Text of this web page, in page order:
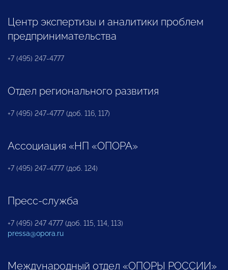
Центр экспертизы и аналитики проблем
предпринимательства
+7 (495) 247-4777
Отдел регионального развития
+7 (495) 247-4777 (доб. 116, 117)
Ассоциация «НП «ОПОРА»
+7 (495) 247-4777 (доб. 124)
Пресс-служба
+7 (495) 247 4777 (доб. 115, 114, 113)
pressa@opora.ru
Международный отдел «ОПОРЫ РОССИИ»